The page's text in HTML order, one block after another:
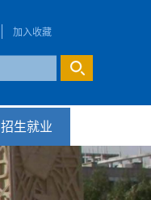
加入收藏
招生就业